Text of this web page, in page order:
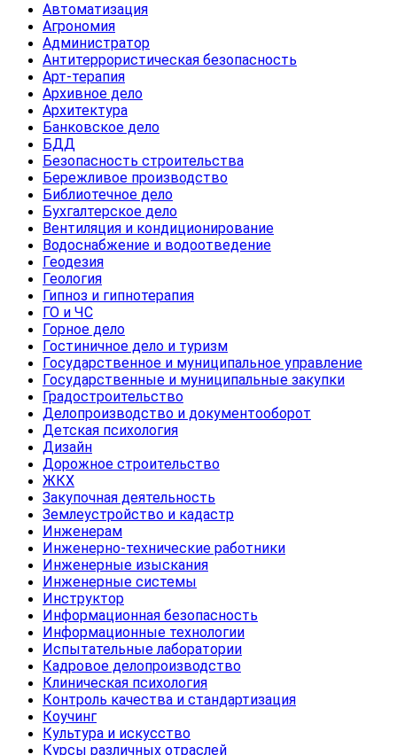
Автоматизация
Агрономия
Администратор
Антитеррористическая безопасность
Арт-терапия
Архивное дело
Архитектура
Банковское дело
БДД
Безопасность строительства
Бережливое производство
Библиотечное дело
Бухгалтерское дело
Вентиляция и кондиционирование
Водоснабжение и водоотведение
Геодезия
Геология
Гипноз и гипнотерапия
ГО и ЧС
Горное дело
Гостиничное дело и туризм
Государственное и муниципальное управление
Государственные и муниципальные закупки
Градостроительство
Делопроизводство и документооборот
Детская психология
Дизайн
Дорожное строительство
ЖКХ
Закупочная деятельность
Землеустройство и кадастр
Инженерам
Инженерно-технические работники
Инженерные изыскания
Инженерные системы
Инструктор
Информационная безопасность
Информационные технологии
Испытательные лаборатории
Кадровое делопроизводство
Клиническая психология
Контроль качества и стандартизация
Коучинг
Культура и искусство
Курсы различных отраслей